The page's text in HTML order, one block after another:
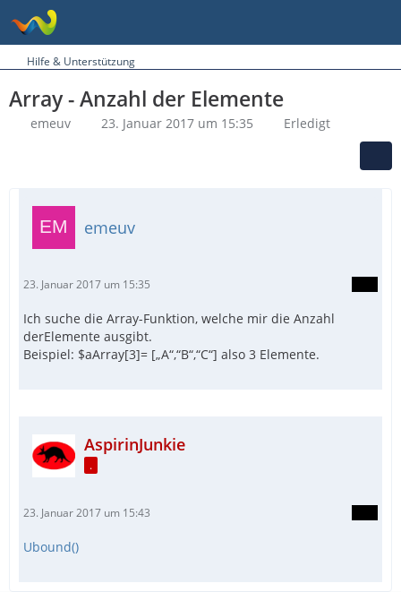
Hilfe & Unterstützung
Array - Anzahl der Elemente
emeuv 23. Januar 2017 um 15:35 Erledigt
emeuv
23. Januar 2017 um 15:35
Ich suche die Array-Funktion, welche mir die Anzahl
derElemente ausgibt.
Beispiel: $aArray[3]= [„A“,“B“,“C“] also 3 Elemente.
AspirinJunkie
.
23. Januar 2017 um 15:43
Ubound()